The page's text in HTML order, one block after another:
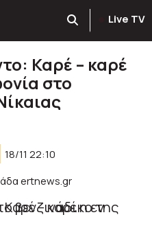
Live TV
Καρέ – καρέ
στο
18/11 22:10
ertnews.gr